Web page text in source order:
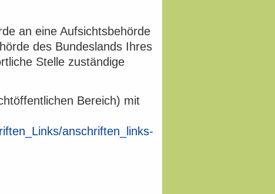
an eine Aufsichtsbehörde
des Bundeslands Ihres
Stelle zuständige
Bereich) mit
anschriften_links-